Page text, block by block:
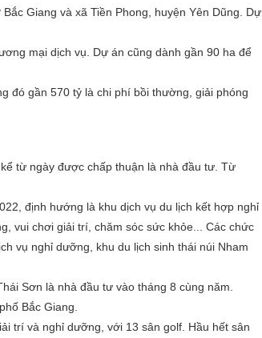
Giang và xã Tiền Phong, huyện Yên Dũng. Dự
mại dịch vụ. Dự án cũng dành gần 90 ha để
đó gần 570 tỷ là chi phí bồi thường, giải phóng
từ ngày được chấp thuận là nhà đầu tư. Từ
định hướng là khu dịch vụ du lịch kết hợp nghỉ
vui chơi giải trí, chăm sóc sức khỏe... Các chức
vụ nghỉ dưỡng, khu du lịch sinh thái núi Nham
Sơn là nhà đầu tư vào tháng 8 cùng năm.
Bắc Giang.
trí và nghỉ dưỡng, với 13 sân golf. Hầu hết sân